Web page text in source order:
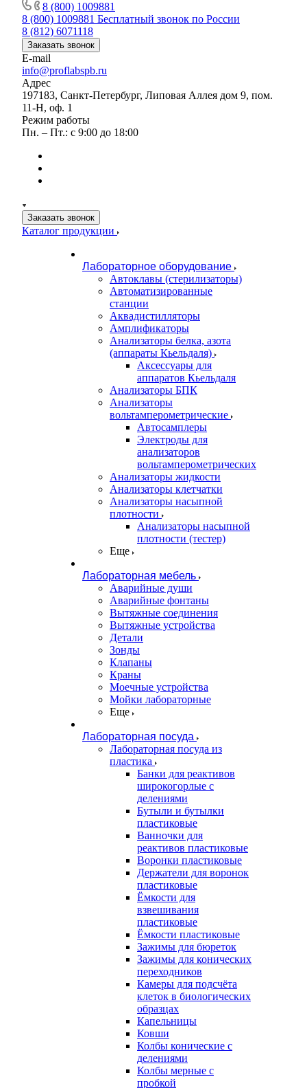
8 (800) 1009881
8 (800) 1009881 Бесплатный звонок по России
8 (812) 6071118
Заказать звонок
E-mail
info@proflabspb.ru
Адрес
197183, Санкт-Петербург, Липовая Аллея дом 9, пом.
11-Н, оф. 1
Режим работы
Пн. – Пт.: с 9:00 до 18:00
Заказать звонок
Каталог продукции
Лабораторное оборудование
Автоклавы (стерилизаторы)
Автоматизированные
станции
Аквадистилляторы
Амплификаторы
Анализаторы белка, азота
(аппараты Кьельдаля)
Аксессуары для
аппаратов Кьельдаля
Анализаторы БПК
Анализаторы
вольтамперометрические
Автосамплеры
Электроды для
анализаторов
вольтамперометрических
Анализаторы жидкости
Анализаторы клетчатки
Анализаторы насыпной
плотности
Анализаторы насыпной
плотности (тестер)
Еще
Лабораторная мебель
Аварийные души
Аварийные фонтаны
Вытяжные соединения
Вытяжные устройства
Детали
Зонды
Клапаны
Краны
Моечные устройства
Мойки лабораторные
Еще
Лабораторная посуда
Лабораторная посуда из
пластика
Банки для реактивов
широкогорлые с
делениями
Бутыли и бутылки
пластиковые
Ванночки для
реактивов пластиковые
Воронки пластиковые
Держатели для воронок
пластиковые
Ёмкости для
взвешивания
пластиковые
Ёмкости пластиковые
Зажимы для бюреток
Зажимы для конических
переходников
Камеры для подсчёта
клеток в биологических
образцах
Капельницы
Ковши
Колбы конические с
делениями
Колбы мерные с
пробкой